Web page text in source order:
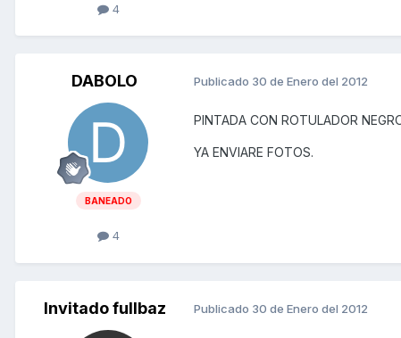
4
DABOLO
BANEADO
4
Publicado 30 de Enero del 2012
PINTADA CON ROTULADOR
YA ENVIARE FOTOS.
Invitado fullbaz Publicado 30 de Enero del 2012